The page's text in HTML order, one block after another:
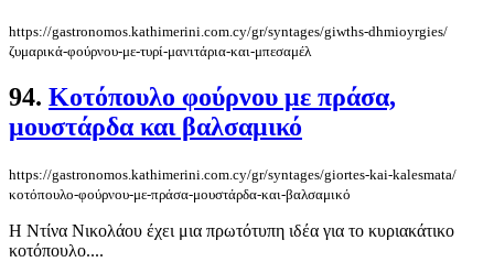
https://gastronomos.kathimerini.com.cy/gr/syntages/giwths-dhmioyrgies/
ζυμαρικά-φούρνου-με-τυρί-μανιτάρια-και-μπεσαμέλ
94. Κοτόπουλο φούρνου με πράσα,
μουστάρδα και βαλσαμικό
https://gastronomos.kathimerini.com.cy/gr/syntages/giortes-kai-kalesmata/
κοτόπουλο-φούρνου-με-πράσα-μουστάρδα-και-βαλσαμικό
Η Ντίνα Νικολάου έχει μια πρωτότυπη ιδέα για το κυριακάτικο
κοτόπουλο....